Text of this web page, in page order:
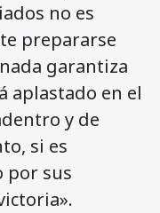
no es
prepararse
garantiza
aplastado en el
y de
si es
por sus